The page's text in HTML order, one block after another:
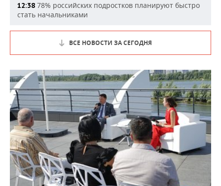
12:38 78% российских подростков планируют быстро
стать начальниками
ВСЕ НОВОСТИ ЗА СЕГОДНЯ